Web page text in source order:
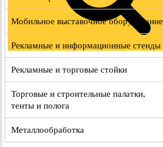
Мобильное выставочное оборудование
Рекламные и информационные стенды
Рекламные и торговые стойки
Торговые и строительные палатки,
тенты и полога
Металлообработка